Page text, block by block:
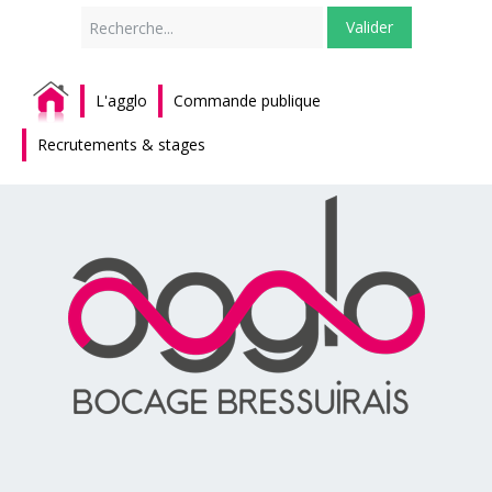
Valider
L'agglo Commande publique
Recrutements & stages